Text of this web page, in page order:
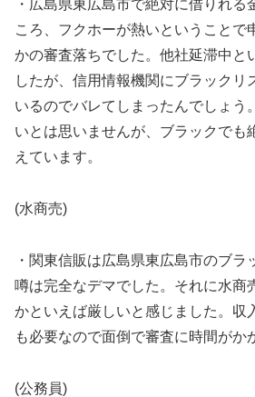
・広島県東広島市で絶対に借りれる
ころ、フクホーが熱いということで
かの審査落ちでした。他社延滞中と
したが、信用情報機関にブラックリ
いるのでバレてしまったんでしょう
いとは思いませんが、ブラックでも
えています。
(水商売)
・関東信販は広島県東広島市のブラ
噂は完全なデマでした。それに水商
かといえば厳しいと感じました。収
も必要なので面倒で審査に時間がか
(公務員)